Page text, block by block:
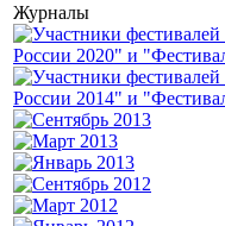
Журналы